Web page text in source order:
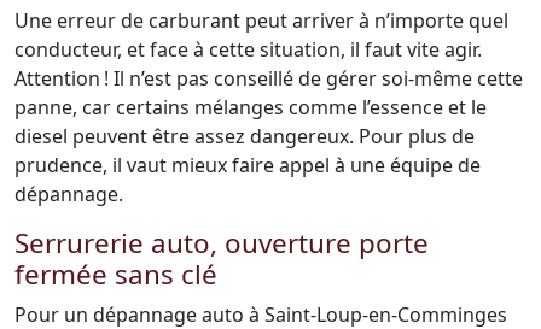
Une erreur de carburant peut arriver à n’importe quel
conducteur, et face à cette situation, il faut vite agir.
Attention ! Il n’est pas conseillé de gérer soi-même cette
panne, car certains mélanges comme l’essence et le
diesel peuvent être assez dangereux. Pour plus de
prudence, il vaut mieux faire appel à une équipe de
dépannage.
Serrurerie auto, ouverture porte
fermée sans clé
Pour un dépannage auto à Saint-Loup-en-Comminges